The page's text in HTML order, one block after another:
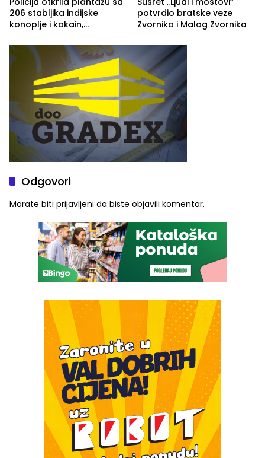
206 stabljika indijske
konoplje i kokain,
(FOTO)
potvrdio bratske veze
Zvornika i Malog Zvornika
Odgovori
Morate biti prijavljeni da biste objavili komentar.